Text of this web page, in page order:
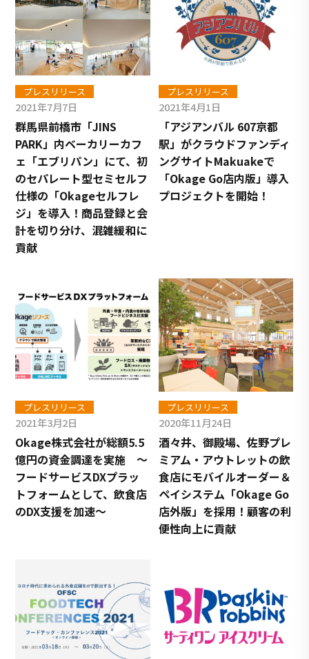
プレスリリース
2021年7月7日
群馬県前橋市「JINS
PARK」内ベーカリーカフ
ェ「エブリパン」にて、初
のセパレート型セミセルフ
仕様の「Okageセルフレ
ジ」を導入！商品登録と会
計を切り分け、混雑緩和に
貢献
プレスリリース
2021年4月1日
「アジアンバル 607京都
駅」がクラウドファンディ
ングサイトMakuakeで
「Okage Go店内版」導入
プロジェクトを開始！
プレスリリース
2021年3月2日
Okage株式会社が総額5.5
億円の資金調達を実施 ～
フードサービスDXプラッ
トフォームとして、飲食店
のDX支援を加速～
プレスリリース
2020年11月24日
酒々井、御殿場、佐野プレ
ミアム・アウトレットの飲
食店にモバイルオーダー＆
ペイシステム「Okage Go
店外版」を採用！顧客の利
便性向上に貢献